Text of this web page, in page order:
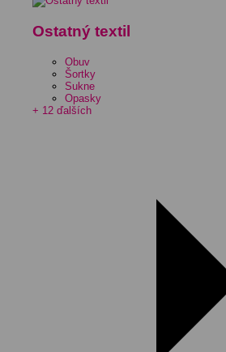
Ostatný textil
Obuv
Šortky
Sukne
Opasky
+ 12 ďalších